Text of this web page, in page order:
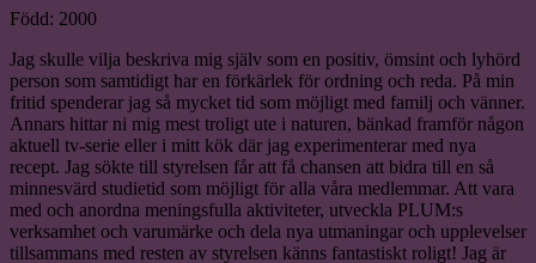
Född: 2000
Jag skulle vilja beskriva mig själv som en positiv, ömsint och lyhörd
person som samtidigt har en förkärlek för ordning och reda. På min
fritid spenderar jag så mycket tid som möjligt med familj och vänner.
Annars hittar ni mig mest troligt ute i naturen, bänkad framför någon
aktuell tv-serie eller i mitt kök där jag experimenterar med nya
recept. Jag sökte till styrelsen får att få chansen att bidra till en så
minnesvärd studietid som möjligt för alla våra medlemmar. Att vara
med och anordna meningsfulla aktiviteter, utveckla PLUM:s
verksamhet och varumärke och dela nya utmaningar och upplevelser
tillsammans med resten av styrelsen känns fantastiskt roligt! Jag är